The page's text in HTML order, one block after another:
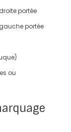
portée
portée
ou